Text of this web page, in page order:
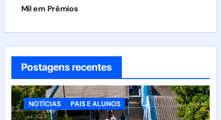
Mil em Prêmios
Postagens recentes
NOTÍCIAS PAIS E ALUNOS